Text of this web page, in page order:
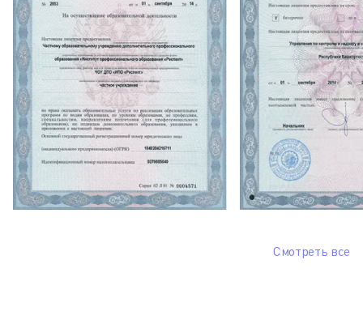
Смотреть все